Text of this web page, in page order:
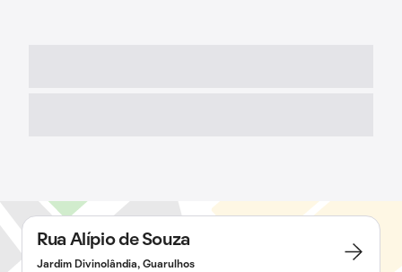
Rua Alípio de Souza
Jardim Divinolândia, Guarulhos